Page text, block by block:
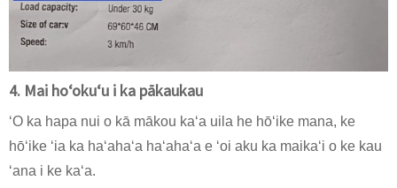
4. Mai hoʻokuʻu i ka pākaukau
ʻO ka hapa nui o kā mākou kaʻa uila he hōʻike mana, ke
hōʻike ʻia ka haʻahaʻa haʻahaʻa e ʻoi aku ka maikaʻi o ke kau
ʻana i ke kaʻa.